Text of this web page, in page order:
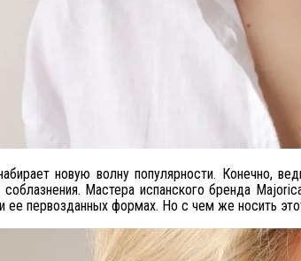
новую волну популярности. Конечно,
соблазнения. Мастера испанского бренда
ее первозданных формах. Но с чем же носить